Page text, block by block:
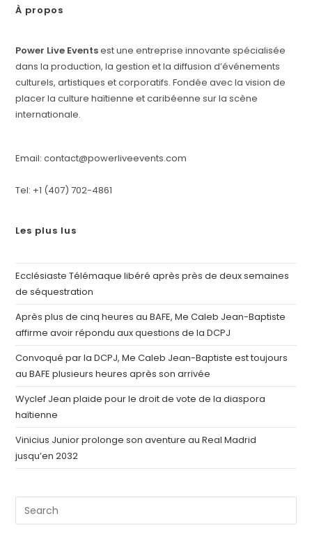
À propos
Power Live Eventsest une entreprise innovante spécialisée
dans la production, la gestion et la diffusion d’événements
culturels, artistiques et corporatifs. Fondée avec la vision de
placer la culture haïtienne et caribéenne sur la scène
internationale.
Email: contact@powerliveevents.com
Tel: +1 (407) 702-4861
Les plus lus
Ecclésiaste Télémaque libéré après près de deux semaines
de séquestration
Après plus de cinq heures au BAFE, Me Caleb Jean-Baptiste
affirme avoir répondu aux questions de la DCPJ
Convoqué par la DCPJ, Me Caleb Jean-Baptiste est toujours
au BAFE plusieurs heures après son arrivée
Wyclef Jean plaide pour le droit de vote de la diaspora
haïtienne
Vinicius Junior prolonge son aventure au Real Madrid
jusqu’en 2032